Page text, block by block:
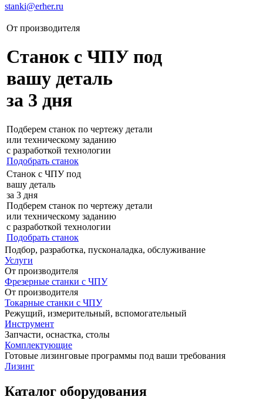
stanki@erher.ru
От производителя
Станок с ЧПУ под
вашу деталь
за 3 дня
Подберем станок по чертежу детали
или техническому заданию
с разработкой технологии
Подобрать станок
Станок с ЧПУ под
вашу деталь
за 3 дня
Подберем станок по чертежу детали
или техническому заданию
с разработкой технологии
Подобрать станок
Подбор, разработка, пусконаладка, обслуживание
Услуги
От производителя
Фрезерные станки с ЧПУ
От производителя
Токарные станки с ЧПУ
Режущий, измерительный, вспомогательный
Инструмент
Запчасти, оснастка, столы
Комплектующие
Готовые лизинговые программы под ваши требования
Лизинг
Каталог оборудования